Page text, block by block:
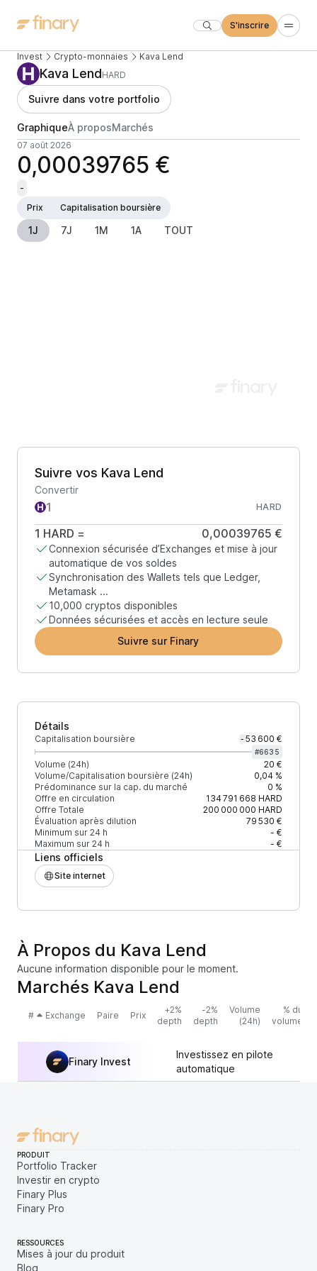
S'inscrire
Invest Crypto-monnaies Kava Lend
Kava LendHARD
Suivre dans votre portfolio
GraphiqueÀ proposMarchés
07 août 2026
0,00039765 €
-
Prix
Capitalisation boursière
1J 7J 1M 1A TOUT
Suivre vos Kava Lend
Convertir
HARD
1 HARD = 0,00039765 €
Connexion sécurisée d’Exchanges et mise à jour
automatique de vos soldes
Synchronisation des Wallets tels que Ledger,
Metamask ...
10,000 cryptos disponibles
Données sécurisées et accès en lecture seule
Suivre sur Finary
Détails
Capitalisation boursière - 53 600 €
#6635
Volume (24h)
20 €
Volume/Capitalisation boursière (24h)
0,04 %
Prédominance sur la cap. du marché
0 %
Offre en circulation
134 791 668 HARD
Offre Totale
200 000 000 HARD
Évaluation après dilution
79 530 €
Minimum sur 24 h
- €
Maximum sur 24 h
- €
Liens officiels
Site internet
À Propos du Kava Lend
Aucune information disponible pour le moment.
Marchés Kava Lend
# Exchange Paire Prix
+2%
depth
-2%
depth
Volume
(24h)
% du
volume
Finary Invest
Investissez en pilote
automatique
PRODUIT
Portfolio Tracker
Investir en crypto
Finary Plus
Finary Pro
RESSOURCES
Mises à jour du produit
Blog